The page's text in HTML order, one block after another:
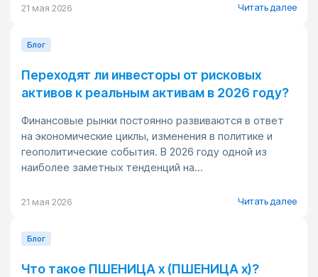
21 мая 2026 Читать далее
Блог
Переходят ли инвесторы от рисковых
активов к реальным активам в 2026 году?
Финансовые рынки постоянно развиваются в ответ
на экономические циклы, изменения в политике и
геополитические события. В 2026 году одной из
наиболее заметных тенденций на...
21 мая 2026 Читать далее
Блог
Что такое ПШЕНИЦА x (ПШЕНИЦА x)?